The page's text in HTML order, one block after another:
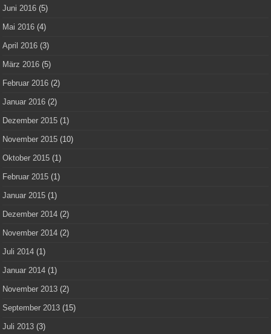
Juni 2016 (5)
Mai 2016 (4)
April 2016 (3)
März 2016 (5)
Februar 2016 (2)
Januar 2016 (2)
Dezember 2015 (1)
November 2015 (10)
Oktober 2015 (1)
Februar 2015 (1)
Januar 2015 (1)
Dezember 2014 (2)
November 2014 (2)
Juli 2014 (1)
Januar 2014 (1)
November 2013 (2)
September 2013 (15)
Juli 2013 (3)